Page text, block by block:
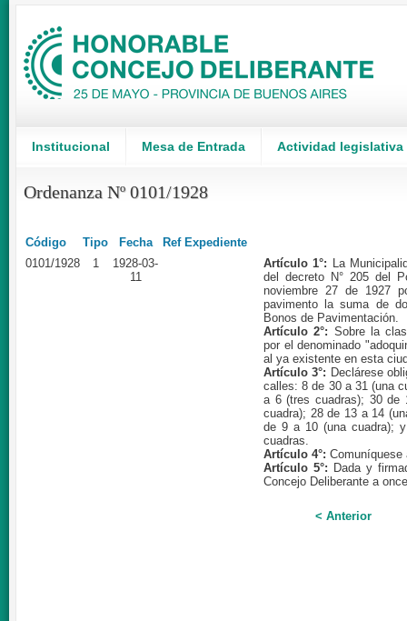
Institucional Mesa de Entrada Actividad legislativa
Ordenanza Nº 0101/1928
Código Tipo Fecha
Ref Expediente
0101/1928
1
1928-03-
11
Artículo 1°: La
del decreto N° 205 del
noviembre 27 de 1927
pavimento la suma de
Bonos de Pavimentación.
Artículo 2°: Sobre la
por el denominado
al ya existente en esta
Artículo 3°: Declárese
calles: 8 de 30 a 31 (una
a 6 (tres cuadras); 30 de
cuadra); 28 de 13 a 14
de 9 a 10 (una cuadra);
cuadras.
Artículo 4°:
Artículo 5°: Dada y
Concejo Deliberante a
< Anterior